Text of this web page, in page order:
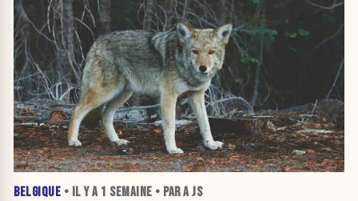
BELGIQUE • IL Y A 1 SEMAINE • PAR A JS